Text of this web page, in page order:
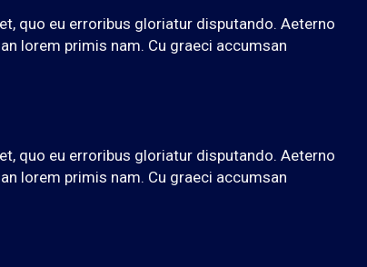
quo eu erroribus gloriatur disputando. Aeterno
lorem primis nam. Cu graeci accumsan
quo eu erroribus gloriatur disputando. Aeterno
lorem primis nam. Cu graeci accumsan